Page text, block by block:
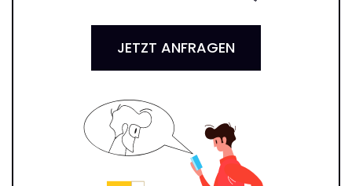
JETZT ANFRAGEN